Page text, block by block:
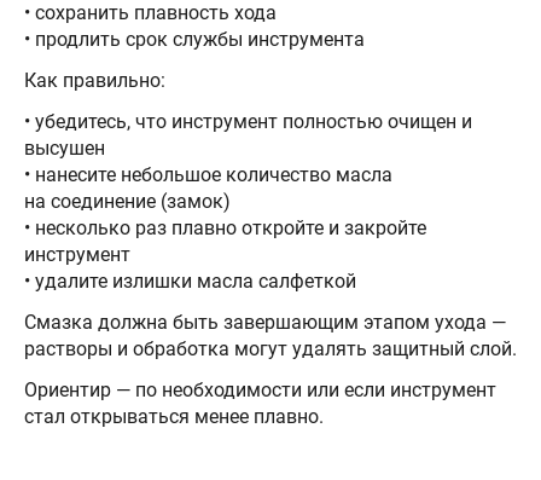
• сохранить плавность хода
• продлить срок службы инструмента
Как правильно:
• убедитесь, что инструмент полностью очищен и
высушен
• нанесите небольшое количество масла
на соединение (замок)
• несколько раз плавно откройте и закройте
инструмент
• удалите излишки масла салфеткой
Смазка должна быть завершающим этапом ухода —
растворы и обработка могут удалять защитный слой.
Ориентир — по необходимости или если инструмент
стал открываться менее плавно.